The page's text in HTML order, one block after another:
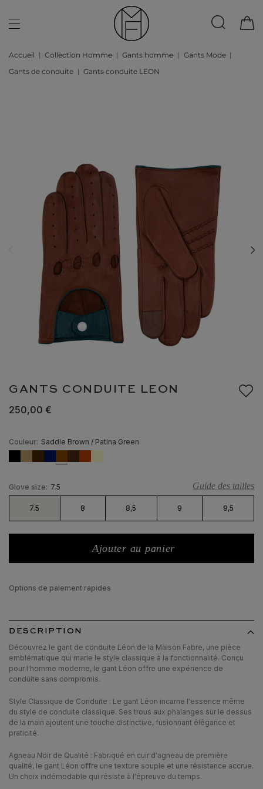
Accueil Collection Homme Gants homme
Gants Mode
Gants de conduite
Gants conduite LEON
GANTS CONDUITE LEON
250,00 €
Guide des tailles
Couleur: Saddle Brown / Patina Green
Glove size: 7.5
7.5 8 8,5 9 9,5
Ajouter au panier
Options de paiement rapides
DESCRIPTION
Découvrez le gant de conduite Léon de la Maison Fabre, une pièce
emblématique qui marie le style classique à la fonctionnalité. Conçu
pour l'homme moderne, le gant Léon offre une expérience de
conduite sans compromis.
Style Classique de Conduite : Le gant Léon incarne l'essence même
du style de conduite classique. Ses trous aux phalanges sur le dessus
de la main ajoutent une touche distinctive, fusionnant élégance et
praticité.
Agneau Noir de Qualité : Fabriqué en cuir d'agneau de première
qualité, le gant Léon offre une texture souple et une résistance accrue.
Un choix indémodable qui résiste à l'épreuve du temps.